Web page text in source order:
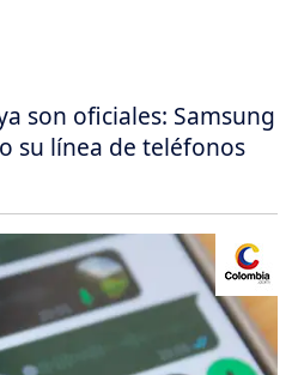
son oficiales: Samsung
su línea de teléfonos